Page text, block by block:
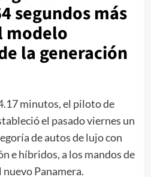
segundos más
modelo
la generación
minutos, el piloto de
el pasado viernes un
de autos de lujo con
e híbridos, a los mandos de
Panamera.